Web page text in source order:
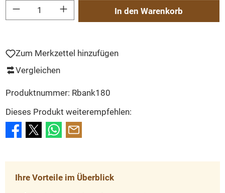
Produkt Anzahl: Gib den gewünschten Wert ein oder benutze die Schaltflächen
In den Warenkorb
Zum Merkzettel hinzufügen
Vergleichen
Produktnummer: Rbank180
Dieses Produkt weiterempfehlen:
Ihre Vorteile im Überblick